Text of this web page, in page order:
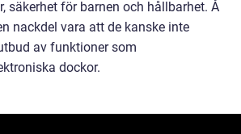
säkerhet för barnen och hållbarhet. Å
nackdel vara att de kanske inte
av funktioner som
dockor.